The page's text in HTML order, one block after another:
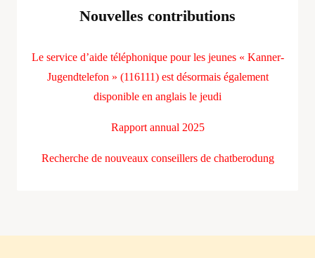
Nouvelles contributions
Le service d’aide téléphonique pour les jeunes « Kanner-
Jugendtelefon » (116111) est désormais également
disponible en anglais le jeudi
Rapport annual 2025
Recherche de nouveaux conseillers de chatberodung